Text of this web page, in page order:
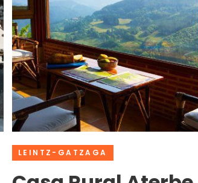
LEINTZ-GATZAGA